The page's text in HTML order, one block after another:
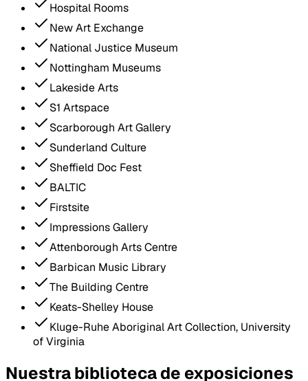
Hospital Rooms
New Art Exchange
National Justice Museum
Nottingham Museums
Lakeside Arts
S1 Artspace
Scarborough Art Gallery
Sunderland Culture
Sheffield Doc Fest
BALTIC
Firstsite
Impressions Gallery
Attenborough Arts Centre
Barbican Music Library
The Building Centre
Keats-Shelley House
Kluge-Ruhe Aboriginal Art Collection, University
of Virginia
Nuestra biblioteca de exposiciones